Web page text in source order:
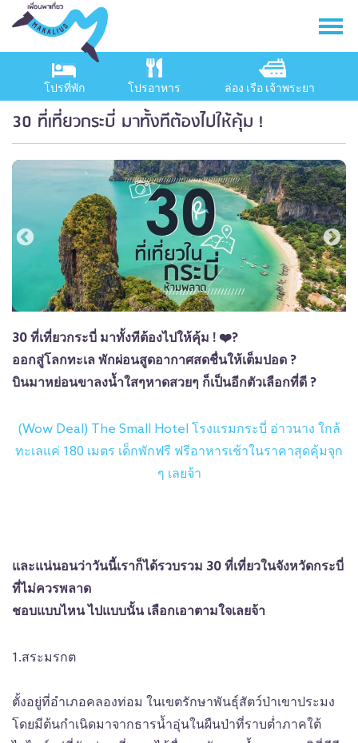
โปรที่พัก โปรอาหาร ล่อง เรือ เจ้าพระยา
30 ที่เที่ยวกระบี่ มาทั้งทีต้องไปให้คุ้ม !
30 ที่เที่ยวกระบี่ มาทั้งทีต้องไปให้คุ้ม ! ❤️?
ออกสู่โลกทะเล พักผ่อนสูดอากาศสดชื่นให้เต็มปอด ?
บินมาหย่อนขาลงน้ำใสๆหาดสวยๆ ก็เป็นอีกตัวเลือกที่ดี ?
(Wow Deal) The Small Hotel โรงแรมกระบี่ อ่าวนาง ใกล้
ทะเลแค่ 180 เมตร เด็กพักฟรี ฟรีอาหารเช้าในราคาสุดคุ้มจุก
ๆ เลยจ้า
และแน่นอนว่าวันนี้เราก็ได้รวบรวม 30 ที่เที่ยวในจังหวัดกระบี่
ที่ไม่ควรพลาด
ชอบแบบไหน ไปแบบนั้น เลือกเอาตามใจเลยจ้า
1.สระมรกต
ตั้งอยู่ที่อำเภอคลองท่อม ในเขตรักษาพันธุ์สัตว์ป่าเขาประมง
โดยมีต้นกำเนิดมาจากธารน้ำอุ่นในผืนป่าที่ราบต่ำภาคใต้